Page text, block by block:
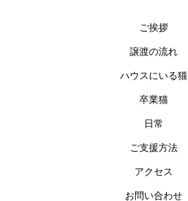
ご挨拶
譲渡の流れ
ハウスにいる猫
卒業猫
日常
ご支援方法
アクセス
お問い合わせ